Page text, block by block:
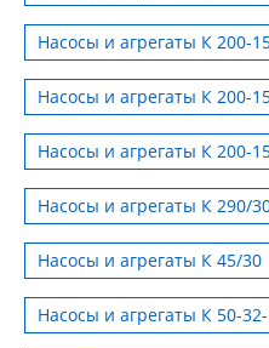
Насосы и агрегаты К 200-
Насосы и агрегаты К 200-
Насосы и агрегаты К 200-
Насосы и агрегаты К 290/
Насосы и агрегаты К 45/30
Насосы и агрегаты К 50-